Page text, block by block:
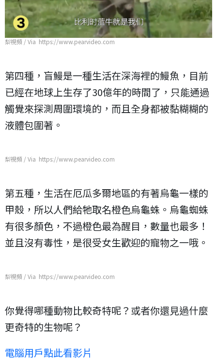
梨視頻 / Via https://www.pearvideo.com
第四種，盲鰻是一種生活在深海裡的鰻魚，目前
已經在地球上生存了30億年的時間了，只能通過
觸覺來探測周圍環境的，而且全身都被黏糊糊的
液體包圍著。
梨視頻 / Via https://www.pearvideo.com
第五種，生活在厄瓜多爾地區的有著烏龜一樣的
甲殼，所以人們給牠取名橙色烏龜蛛。烏龜蜘蛛
有很多顏色，不過橙色最為醒目，數量也最多！
並且沒有毒性，是很受女生歡迎的寵物之一哦。
梨視頻 / Via https://www.pearvideo.com
你覺得哪種動物比較奇特呢？或者你還見過什麼
更奇特的生物呢？
電腦用戶點此看影片